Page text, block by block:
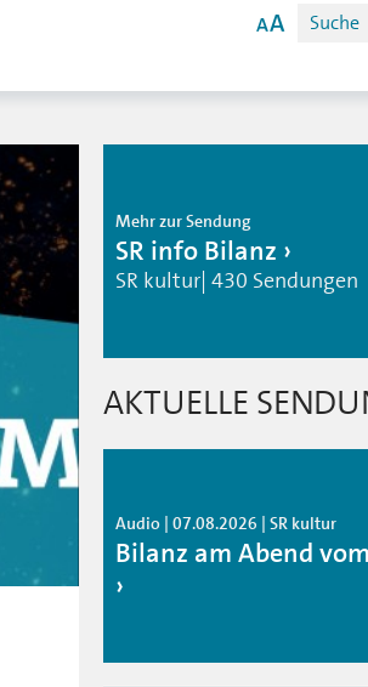
Mehr zur Sendung
SR info Bilanz
SR kultur| 430 Sendungen
AKTUELLE
Audio | 07.08.2026 | SR kultur
Bilanz am Abend